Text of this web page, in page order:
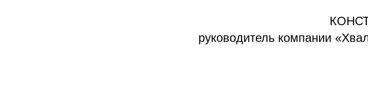
руководитель компании